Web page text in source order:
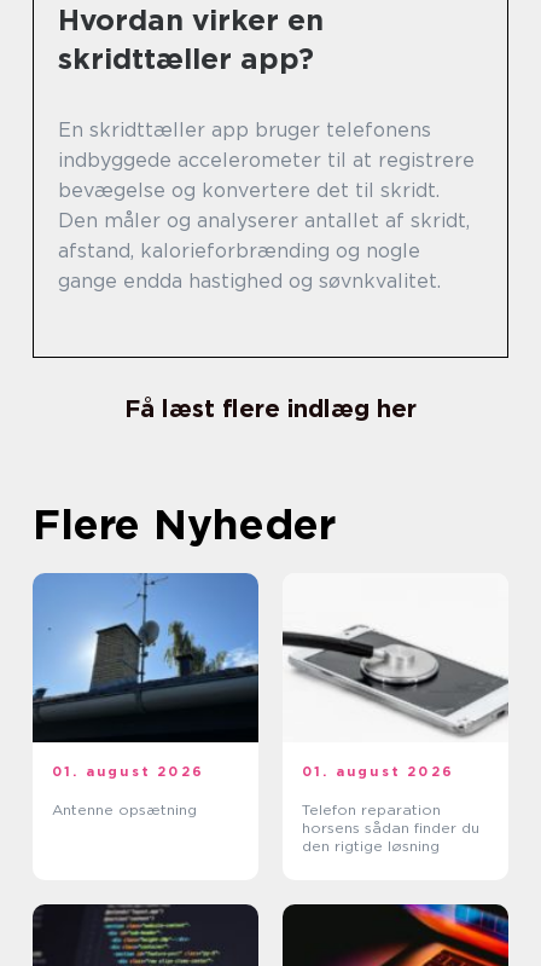
Hvordan virker en
skridttæller app?
En skridttæller app bruger telefonens
indbyggede accelerometer til at registrere
bevægelse og konvertere det til skridt.
Den måler og analyserer antallet af skridt,
afstand, kalorieforbrænding og nogle
gange endda hastighed og søvnkvalitet.
Få læst flere indlæg her
Flere Nyheder
01. august 2026
Antenne opsætning
01. august 2026
Telefon reparation
horsens sådan finder du
den rigtige løsning